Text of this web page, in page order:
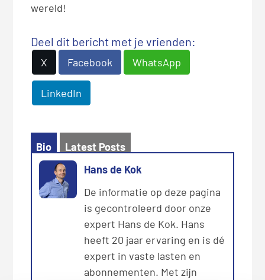
wereld!
Deel dit bericht met je vrienden:
X Facebook WhatsApp
LinkedIn
Bio
Latest Posts
Hans de Kok
De informatie op deze pagina
is gecontroleerd door onze
expert Hans de Kok. Hans
heeft 20 jaar ervaring en is dé
expert in vaste lasten en
abonnementen. Met zijn